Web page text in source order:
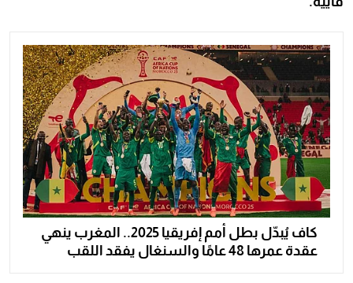
كاف يُبدّل بطل أمم إفريقيا 2025.. المغرب ينهي
عقدة عمرها 48 عامًا والسنغال يفقد اللقب